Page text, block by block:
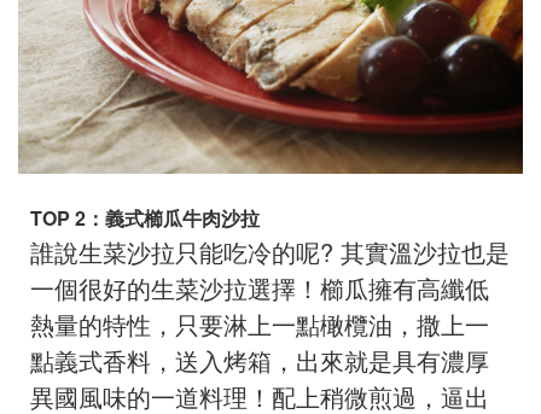
TOP 2 ：義式櫛瓜牛肉沙拉
誰說生菜沙拉只能吃冷的呢? 其實溫沙拉也是
一個很好的生菜沙拉選擇！櫛瓜擁有高纖低
熱量的特性，只要淋上一點橄欖油，撒上一
點義式香料，送入烤箱，出來就是具有濃厚
異國風味的一道料理！配上稍微煎過，逼出